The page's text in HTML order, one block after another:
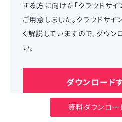
する方に向けた「クラウドサ
ご用意しました。クラウドサ
く解説していますので、ダウン
い。
ダウンロードす
資料ダウンロー